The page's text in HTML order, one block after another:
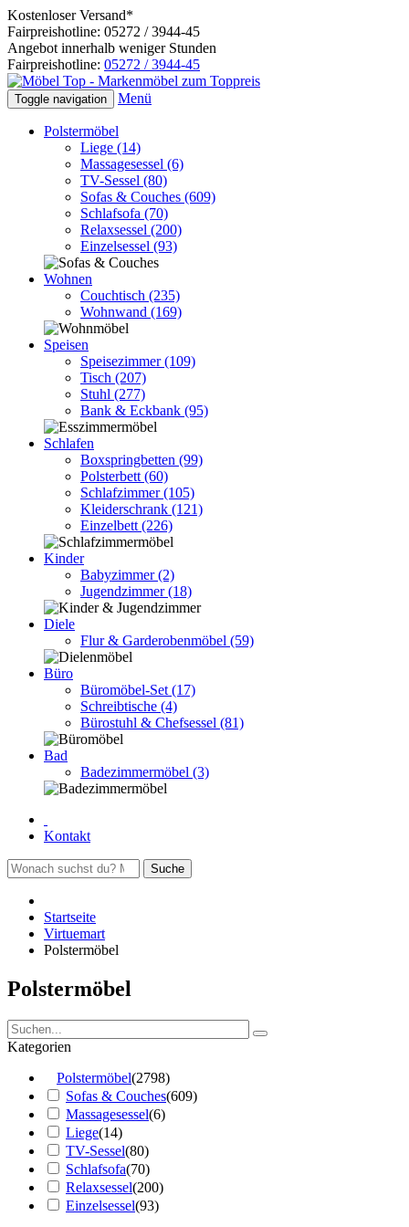
Kostenloser Versand*
Fairpreishotline: 05272 / 3944-45
Angebot innerhalb weniger Stunden
Fairpreishotline: 05272 / 3944-45
Toggle navigation Menü
Polstermöbel
Liege (14)
Massagesessel (6)
TV-Sessel (80)
Sofas & Couches (609)
Schlafsofa (70)
Relaxsessel (200)
Einzelsessel (93)
Wohnen
Couchtisch (235)
Wohnwand (169)
Speisen
Speisezimmer(109)
Tisch (207)
Stuhl (277)
Bank & Eckbank (95)
Schlafen
Boxspringbetten (99)
Polsterbett (60)
Schlafzimmer(105)
Kleiderschrank (121)
Einzelbett (226)
Kinder
Babyzimmer(2)
Jugendzimmer(18)
Diele
Flur & Garderobenmöbel (59)
Büro
Büromöbel-Set (17)
Schreibtische (4)
Bürostuhl & Chefsessel (81)
Bad
Badezimmermöbel (3)
Kontakt
Suche
Startseite
Virtuemart
Polstermöbel
Polstermöbel
Kategorien
Polstermöbel(2798)
Sofas & Couches(609)
Massagesessel(6)
Liege(14)
TV-Sessel(80)
Schlafsofa(70)
Relaxsessel(200)
Einzelsessel(93)